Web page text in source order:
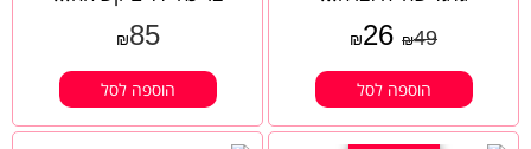
₪49
₪26
הוספה לסל
₪85
הוספה לסל